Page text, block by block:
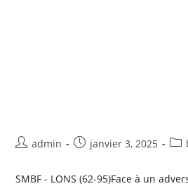
admin janvier 3, 2025
SMBF - LONS (62-95)Face à un